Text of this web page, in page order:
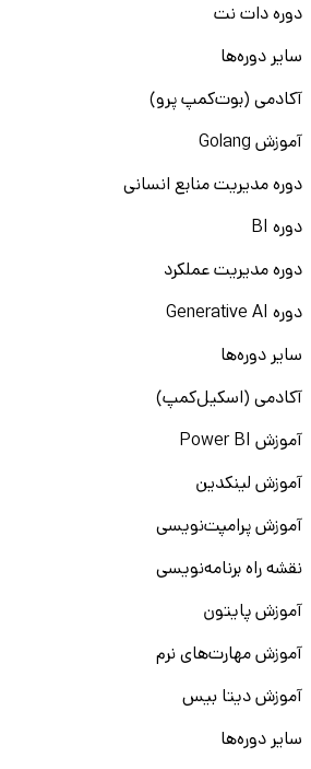
دوره دات نت
سایر دوره‌ها
آکادمی (بوت‌کمپ پرو)
آموزش Golang
دوره مدیریت منابع انسانی
دوره BI
دوره مدیریت عملکرد
دوره Generative AI
سایر دوره‌ها
آکادمی (اسکیل‌کمپ)
آموزش Power BI
آموزش لینکدین
آموزش پرامپت‌نویسی
نقشه راه برنامه‌نویسی
آموزش پایتون
آموزش مهارت‌های نرم
آموزش دیتا بیس
سایر دوره‌ها